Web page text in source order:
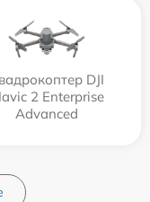
DJI
2 Enterprise
Advanced